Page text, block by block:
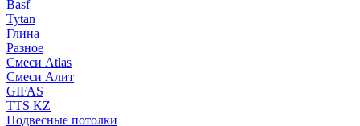
Basf
Tytan
Глина
Разное
Смеси Atlas
Смеси Алит
GIFAS
TTS KZ
Подвесные потолки